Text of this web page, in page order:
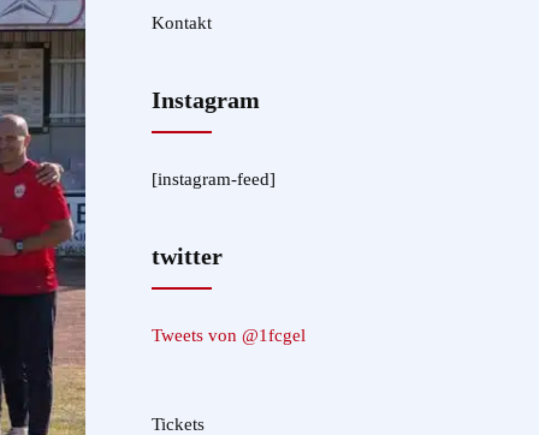
Kontakt
Instagram
[instagram-feed]
twitter
Tweets von @1fcgel
Tickets